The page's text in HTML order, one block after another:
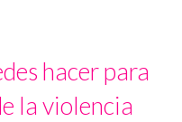
hacer para
la violencia